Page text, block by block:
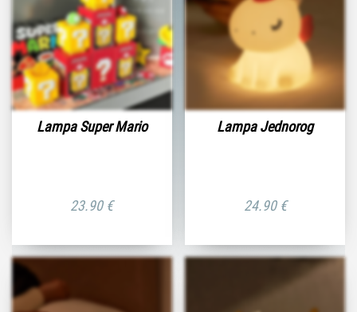
Lampa Super Mario
23.90 €
Lampa Jednorog
24.90 €